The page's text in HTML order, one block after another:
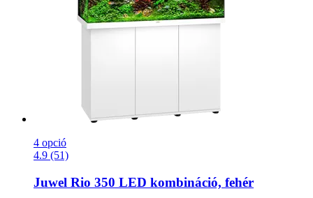
4 opció
4.9 (51)
Juwel Rio 350 LED kombináció, fehér